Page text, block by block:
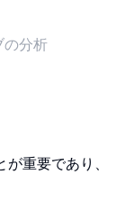
の分析
重要であり、